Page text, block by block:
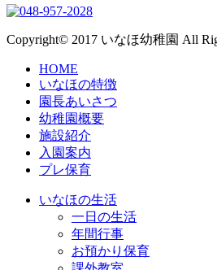
Copyright© 2017 いなほ幼稚園 All
HOME
いなほの特徴
園長あいさつ
幼稚園概要
施設紹介
入園案内
プレ保育
いなほの生活
一日の生活
年間行事
お預かり保育